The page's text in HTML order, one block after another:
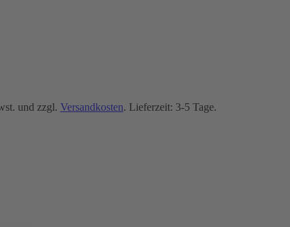
und zzgl. Versandkosten. Lieferzeit: 3-5 Tage.